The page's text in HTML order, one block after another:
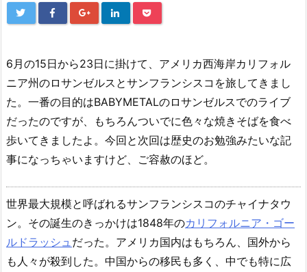
6月の15日から23日に掛けて、アメリカ西海岸カリフォル
ニア州のロサンゼルスとサンフランシスコを旅してきまし
た。一番の目的はBABYMETALのロサンゼルスでのライブ
だったのですが、もちろんついでに色々な焼きそばを食べ
歩いてきましたよ。今回と次回は歴史のお勉強みたいな記
事になっちゃいますけど、ご容赦のほど。
世界最大規模と呼ばれるサンフランシスコのチャイナタウ
ン。その誕生のきっかけは1848年のカリフォルニア・ゴー
ルドラッシュ だった。アメリカ国内はもちろん、国外から
も人々が殺到した。中国からの移民も多く、中でも特に広